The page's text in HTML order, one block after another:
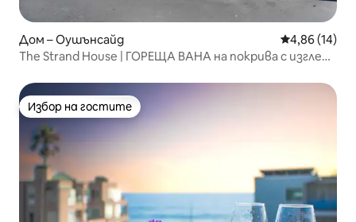
Дом – Оушънсайд Средна
4,86 (14)
The Strand House | ГОРЕЩА ВАНА на покрива с изглед
Избор на гостите
Избор на гостите